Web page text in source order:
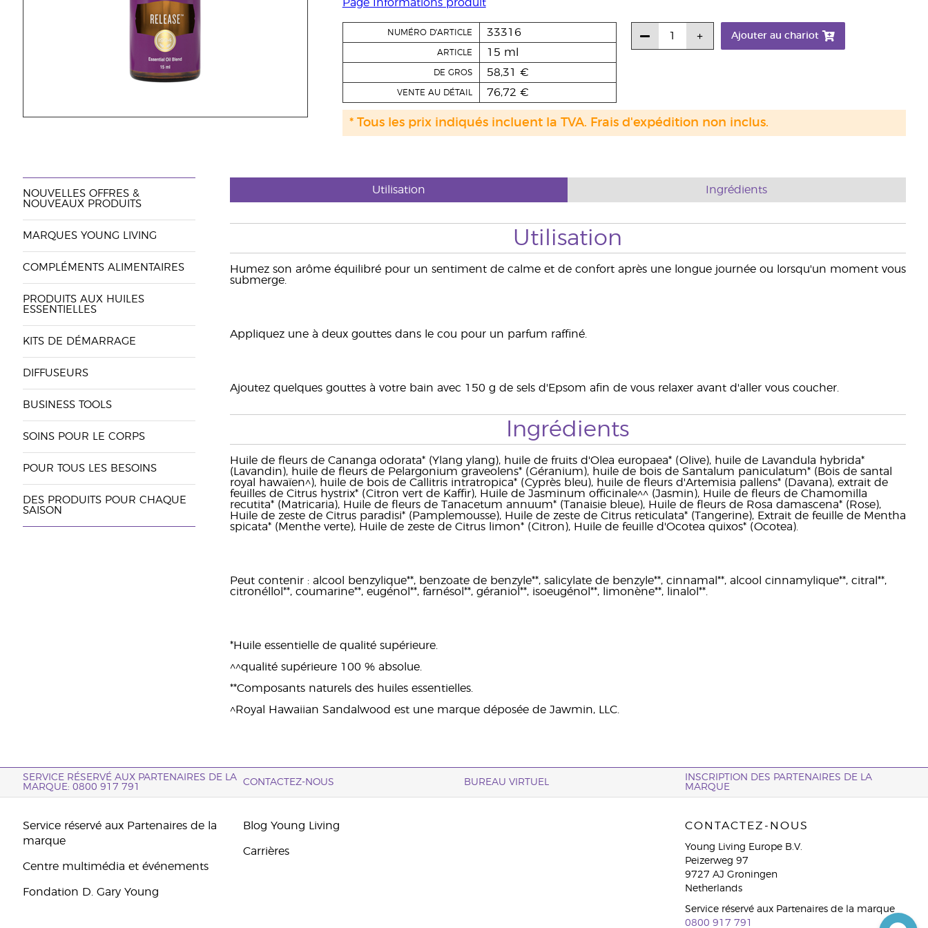
Page Informations produit
NUMÉRO D'ARTICLE 33316
ARTICLE 15 ml
DE GROS 58,31 €
VENTE AU DÉTAIL 76,72 €
Ajouter au chariot
* Tous les prix indiqués incluent la TVA. Frais d'expédition non inclus.
NOUVELLES OFFRES &
NOUVEAUX PRODUITS
MARQUES YOUNG LIVING
COMPLÉMENTS ALIMENTAIRES
PRODUITS AUX HUILES
ESSENTIELLES
KITS DE DÉMARRAGE
DIFFUSEURS
BUSINESS TOOLS
SOINS POUR LE CORPS
POUR TOUS LES BESOINS
DES PRODUITS POUR CHAQUE
SAISON
Utilisation Ingrédients
Utilisation
Humez son arôme équilibré pour un sentiment de calme et de confort après une longue journée ou lorsqu'un moment vous
submerge.
Appliquez une à deux gouttes dans le cou pour un parfum raffiné.
Ajoutez quelques gouttes à votre bain avec 150 g de sels d'Epsom afin de vous relaxer avant d'aller vous coucher.
Ingrédients
Huile de fleurs de Cananga odorata* (Ylang ylang), huile de fruits d'Olea europaea* (Olive), huile de Lavandula hybrida*
(Lavandin), huile de fleurs de Pelargonium graveolens* (Géranium), huile de bois de Santalum paniculatum* (Bois de santal
royal hawaïen^), huile de bois de Callitris intratropica* (Cyprès bleu), huile de fleurs d'Artemisia pallens* (Davana), extrait de
feuilles de Citrus hystrix* (Citron vert de Kaffir), Huile de Jasminum officinale^^ (Jasmin), Huile de fleurs de Chamomilla
recutita* (Matricaria), Huile de fleurs de Tanacetum annuum* (Tanaisie bleue), Huile de fleurs de Rosa damascena* (Rose),
Huile de zeste de Citrus paradisi* (Pamplemousse), Huile de zeste de Citrus reticulata* (Tangerine), Extrait de feuille de Mentha
spicata* (Menthe verte), Huile de zeste de Citrus limon* (Citron), Huile de feuille d'Ocotea quixos* (Ocotea).
Peut contenir : alcool benzylique**, benzoate de benzyle**, salicylate de benzyle**, cinnamal**, alcool cinnamylique**, citral**,
citronéllol**, coumarine**, eugénol**, farnésol**, géraniol**, isoeugénol**, limonène**, linalol**.
*Huile essentielle de qualité supérieure.
^^qualité supérieure 100 % absolue.
**Composants naturels des huiles essentielles.
^Royal Hawaiian Sandalwood est une marque déposée de Jawmin, LLC.
SERVICE RÉSERVÉ AUX PARTENAIRES DE LA
MARQUE: 0800 917 791
CONTACTEZ-NOUS BUREAU VIRTUEL
INSCRIPTION DES PARTENAIRES DE LA
MARQUE
Service réservé aux Partenaires de la
marque
Centre multimédia et événements
Fondation D. Gary Young
Blog Young Living
Carrières
CONTACTEZ-NOUS
Young Living Europe B.V.
Peizerweg 97
9727 AJ Groningen
Netherlands
Service réservé aux Partenaires de la marque
0800 917 791